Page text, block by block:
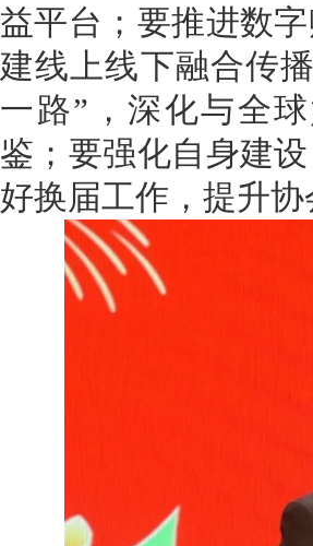
益平台；要推进数
建线上线下融合传
一路”，深化与全
鉴；要强化自身建
好换届工作，提升